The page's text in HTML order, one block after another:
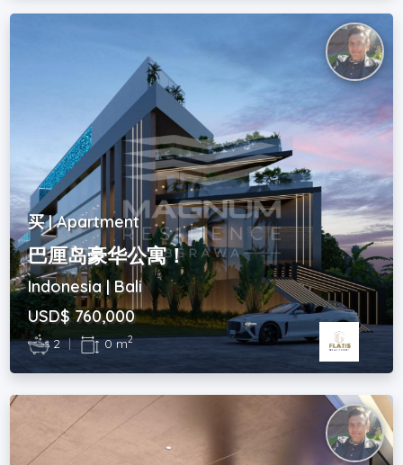
买 | Apartment
巴厘岛豪华公寓！
Indonesia | Bali
USD$ 760,000
2 | 0 m2